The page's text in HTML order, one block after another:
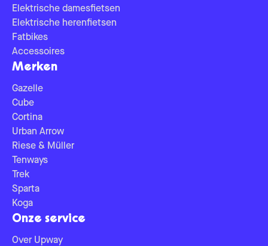
Elektrische damesfietsen
Elektrische herenfietsen
Fatbikes
Accessoires
Merken
Gazelle
Cube
Cortina
Urban Arrow
Riese & Müller
Tenways
Trek
Sparta
Koga
Onze service
Over Upway